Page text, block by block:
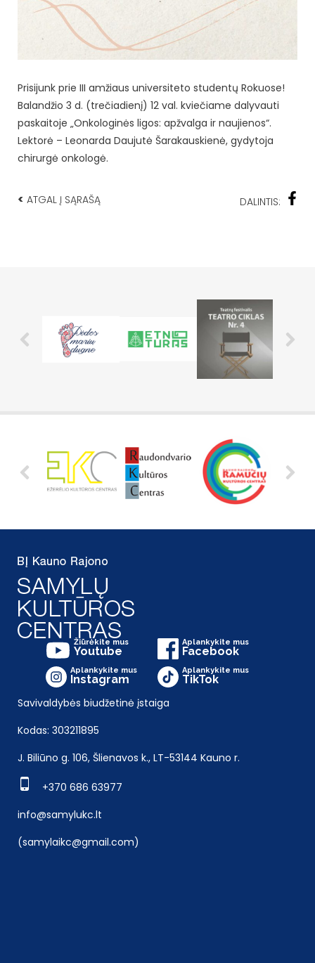
Prisijunk prie III amžiaus universiteto studentų Rokuose!
Balandžio 3 d. (trečiadienį) 12 val. kviečiame dalyvauti
paskaitoje „Onkologinės ligos: apžvalga ir naujienos“.
Lektorė – Leonarda Daujutė Šarakauskienė, gydytoja
chirurgė onkologė.
< ATGAL Į SĄRAŠĄ DALINTIS:
Žiūrėkite mus
Youtube
Aplankykite mus
Facebook
Aplankykite mus
Instagram
Aplankykite mus
TikTok
Savivaldybės biudžetinė įstaiga
Kodas: 303211895
J. Biliūno g. 106, Šlienavos k., LT-53144 Kauno r.
+370 686 63977
info@samylukc.lt
(samylaikc@gmail.com)